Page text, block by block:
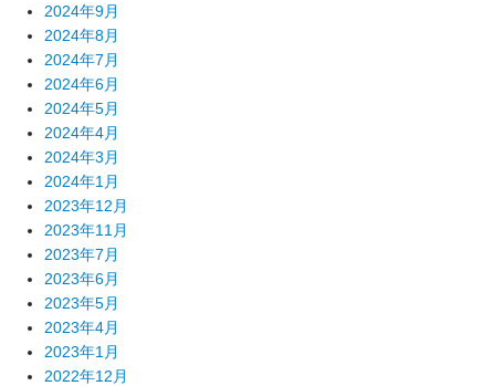
2024年9月
2024年8月
2024年7月
2024年6月
2024年5月
2024年4月
2024年3月
2024年1月
2023年12月
2023年11月
2023年7月
2023年6月
2023年5月
2023年4月
2023年1月
2022年12月